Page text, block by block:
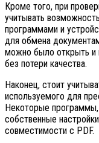
Кроме того, при
учитывать
программами и
для обмена
можно было открыть и
без потери качества.
Наконец, стоит
используемого для
Некоторые
собственные
совместимости с PDF.